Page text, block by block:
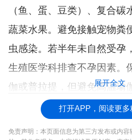
（鱼、蛋、豆类）、复合碳
蔬菜水果。避免接触宠物粪
虫感染。若半年未自然受孕
生殖医学科排查不孕因素。
伽或普拉提，但避免高温瑜
响卵泡发育的活动。
展开全文
打开APP，阅读更多
免责声明：本页面信息为第三方发布或内容